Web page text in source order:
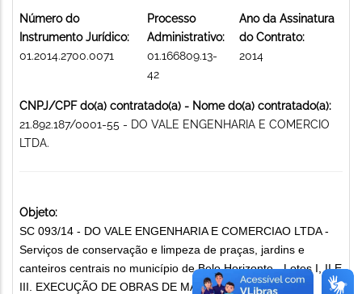
Número do
Instrumento Jurídico:
01.2014.2700.0071
Processo
Administrativo:
01.166809.13-
42
Ano da Assinatura
do Contrato:
2014
CNPJ/CPF do(a) contratado(a) - Nome do(a) contratado(a):
21.892.187/0001-55 - DO VALE ENGENHARIA E COMERCIO
LTDA.
Objeto:
SC 093/14 - DO VALE ENGENHARIA E COMERCIAO LTDA -
Serviços de conservação e limpeza de praças, jardins e
canteiros centrais no município de Belo Horizonte - Lotes I, II E
III. EXECUÇÃO DE OBRAS DE MANUTENÇÃO